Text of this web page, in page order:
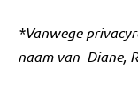
*Vanwege
naam van Diane,